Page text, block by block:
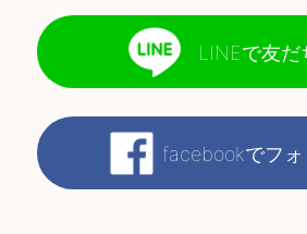
LINEで友だ
facebookでフ